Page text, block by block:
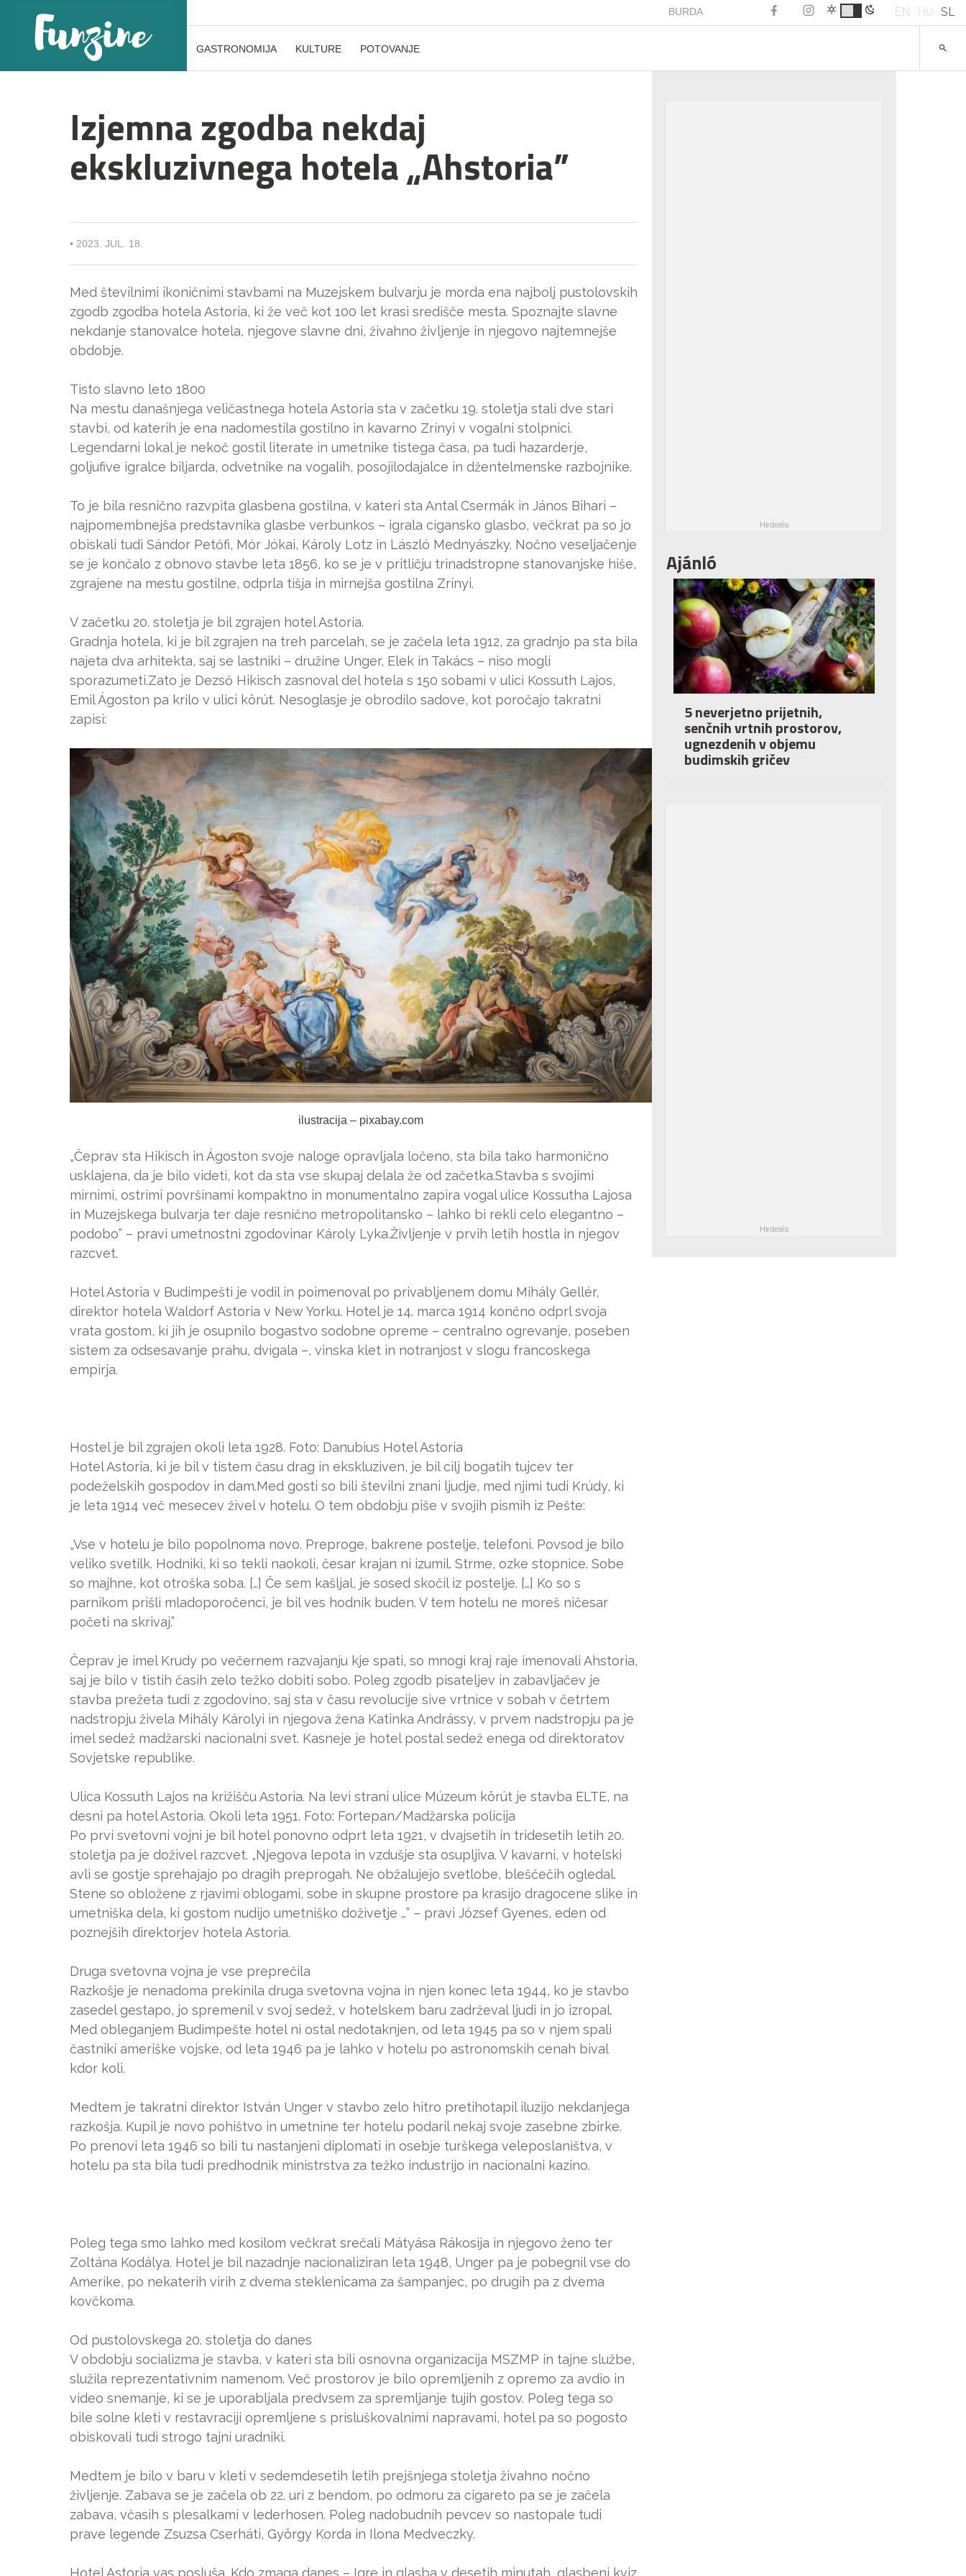
BURDA EN HU SL
GASTRONOMIJA KULTURE POTOVANJE
Izjemna zgodba nekdaj
ekskluzivnega hotela „Ahstoria”
• 2023. JUL. 18.
Med številnimi ikoničnimi stavbami na Muzejskem bulvarju je morda ena najbolj pustolovskih
zgodb zgodba hotela Astoria, ki že več kot 100 let krasi središče mesta. Spoznajte slavne
nekdanje stanovalce hotela, njegove slavne dni, živahno življenje in njegovo najtemnejše
obdobje.
Tisto slavno leto 1800
Na mestu današnjega veličastnega hotela Astoria sta v začetku 19. stoletja stali dve stari
stavbi, od katerih je ena nadomestila gostilno in kavarno Zrínyi v vogalni stolpnici.
Legendarni lokal je nekoč gostil literate in umetnike tistega časa, pa tudi hazarderje,
goljufive igralce biljarda, odvetnike na vogalih, posojilodajalce in džentelmenske razbojnike.
To je bila resnično razvpita glasbena gostilna, v kateri sta Antal Csermák in János Bihari –
najpomembnejša predstavnika glasbe verbunkos – igrala cigansko glasbo, večkrat pa so jo
obiskali tudi Sándor Petőfi, Mór Jókai, Károly Lotz in László Mednyászky. Nočno veseljačenje
se je končalo z obnovo stavbe leta 1856, ko se je v pritličju trinadstropne stanovanjske hiše,
zgrajene na mestu gostilne, odprla tišja in mirnejša gostilna Zrínyi.
V začetku 20. stoletja je bil zgrajen hotel Astoria.
Gradnja hotela, ki je bil zgrajen na treh parcelah, se je začela leta 1912, za gradnjo pa sta bila
najeta dva arhitekta, saj se lastniki – družine Unger, Elek in Takács – niso mogli
sporazumeti.Zato je Dezső Hikisch zasnoval del hotela s 150 sobami v ulici Kossuth Lajos,
Emil Ágoston pa krilo v ulici körút. Nesoglasje je obrodilo sadove, kot poročajo takratni
zapisi:
ilustracija – pixabay.com
„Čeprav sta Hikisch in Ágoston svoje naloge opravljala ločeno, sta bila tako harmonično
usklajena, da je bilo videti, kot da sta vse skupaj delala že od začetka.Stavba s svojimi
mirnimi, ostrimi površinami kompaktno in monumentalno zapira vogal ulice Kossutha Lajosa
in Muzejskega bulvarja ter daje resnično metropolitansko – lahko bi rekli celo elegantno –
podobo” – pravi umetnostni zgodovinar Károly Lyka.Življenje v prvih letih hostla in njegov
razcvet.
Hotel Astoria v Budimpešti je vodil in poimenoval po privabljenem domu Mihály Gellér,
direktor hotela Waldorf Astoria v New Yorku. Hotel je 14. marca 1914 končno odprl svoja
vrata gostom, ki jih je osupnilo bogastvo sodobne opreme – centralno ogrevanje, poseben
sistem za odsesavanje prahu, dvigala –, vinska klet in notranjost v slogu francoskega
empirja.
Hostel je bil zgrajen okoli leta 1928. Foto: Danubius Hotel Astoria
Hotel Astoria, ki je bil v tistem času drag in ekskluziven, je bil cilj bogatih tujcev ter
podeželskih gospodov in dam.Med gosti so bili številni znani ljudje, med njimi tudi Krúdy, ki
je leta 1914 več mesecev živel v hotelu. O tem obdobju piše v svojih pismih iz Pešte:
„Vse v hotelu je bilo popolnoma novo. Preproge, bakrene postelje, telefoni. Povsod je bilo
veliko svetilk. Hodniki, ki so tekli naokoli, česar krajan ni izumil. Strme, ozke stopnice. Sobe
so majhne, kot otroška soba. […] Če sem kašljal, je sosed skočil iz postelje. […] Ko so s
parnikom prišli mladoporočenci, je bil ves hodnik buden. V tem hotelu ne moreš ničesar
početi na skrivaj.”
Čeprav je imel Krudy po večernem razvajanju kje spati, so mnogi kraj raje imenovali Ahstoria,
saj je bilo v tistih časih zelo težko dobiti sobo. Poleg zgodb pisateljev in zabavljačev je
stavba prežeta tudi z zgodovino, saj sta v času revolucije sive vrtnice v sobah v četrtem
nadstropju živela Mihály Károlyi in njegova žena Katinka Andrássy, v prvem nadstropju pa je
imel sedež madžarski nacionalni svet. Kasneje je hotel postal sedež enega od direktoratov
Sovjetske republike.
Ulica Kossuth Lajos na križišču Astoria. Na levi strani ulice Múzeum körút je stavba ELTE, na
desni pa hotel Astoria. Okoli leta 1951. Foto: Fortepan/Madžarska policija
Po prvi svetovni vojni je bil hotel ponovno odprt leta 1921, v dvajsetih in tridesetih letih 20.
stoletja pa je doživel razcvet. „Njegova lepota in vzdušje sta osupljiva. V kavarni, v hotelski
avli se gostje sprehajajo po dragih preprogah. Ne obžalujejo svetlobe, bleščečih ogledal.
Stene so obložene z rjavimi oblogami, sobe in skupne prostore pa krasijo dragocene slike in
umetniška dela, ki gostom nudijo umetniško doživetje …” – pravi József Gyenes, eden od
poznejših direktorjev hotela Astoria.
Druga svetovna vojna je vse preprečila
Razkošje je nenadoma prekinila druga svetovna vojna in njen konec leta 1944, ko je stavbo
zasedel gestapo, jo spremenil v svoj sedež, v hotelskem baru zadrževal ljudi in jo izropal.
Med obleganjem Budimpešte hotel ni ostal nedotaknjen, od leta 1945 pa so v njem spali
častniki ameriške vojske, od leta 1946 pa je lahko v hotelu po astronomskih cenah bival
kdor koli.
Medtem je takratni direktor István Unger v stavbo zelo hitro pretihotapil iluzijo nekdanjega
razkošja. Kupil je novo pohištvo in umetnine ter hotelu podaril nekaj svoje zasebne zbirke.
Po prenovi leta 1946 so bili tu nastanjeni diplomati in osebje turškega veleposlaništva, v
hotelu pa sta bila tudi predhodnik ministrstva za težko industrijo in nacionalni kazino.
Poleg tega smo lahko med kosilom večkrat srečali Mátyása Rákosija in njegovo ženo ter
Zoltána Kodálya. Hotel je bil nazadnje nacionaliziran leta 1948, Unger pa je pobegnil vse do
Amerike, po nekaterih virih z dvema steklenicama za šampanjec, po drugih pa z dvema
kovčkoma.
Od pustolovskega 20. stoletja do danes
V obdobju socializma je stavba, v kateri sta bili osnovna organizacija MSZMP in tajne službe,
služila reprezentativnim namenom. Več prostorov je bilo opremljenih z opremo za avdio in
video snemanje, ki se je uporabljala predvsem za spremljanje tujih gostov. Poleg tega so
bile solne kleti v restavraciji opremljene s prisluškovalnimi napravami, hotel pa so pogosto
obiskovali tudi strogo tajni uradniki.
Medtem je bilo v baru v kleti v sedemdesetih letih prejšnjega stoletja živahno nočno
življenje. Zabava se je začela ob 22. uri z bendom, po odmoru za cigareto pa se je začela
zabava, včasih s plesalkami v lederhosen. Poleg nadobudnih pevcev so nastopale tudi
prave legende Zsuzsa Cserháti, György Korda in Ilona Medveczky.
Hotel Astoria vas posluša. Kdo zmaga danes – Igre in glasba v desetih minutah, glasbeni kviz
Ajánló
5 neverjetno prijetnih,
senčnih vrtnih prostorov,
ugnezdenih v objemu
budimskih gričev